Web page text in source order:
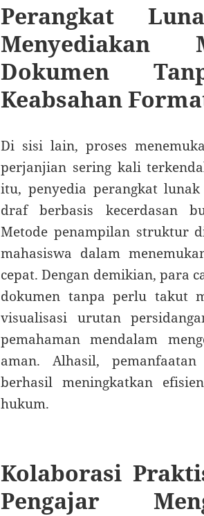
Perangkat
Menyediakan
Dokumen
Keabsahan
Di sisi lain, proses
perjanjian sering kali
itu, penyedia perangkat
draf berbasis kecerdasan
Metode penampilan struktur
mahasiswa dalam
cepat. Dengan demikian, para
dokumen tanpa perlu takut
visualisasi urutan
pemahaman mendalam
aman. Alhasil,
berhasil meningkatkan
hukum.
Kolaborasi
Pengajar